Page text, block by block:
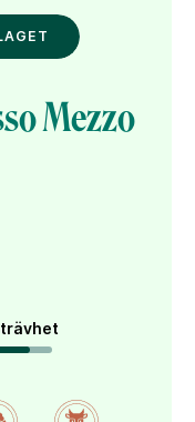
Mezzo